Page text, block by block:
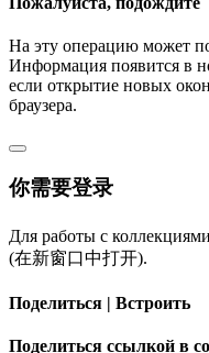
На эту операцию может
Информация появится в
если открытие новых
браузера.
你需要登录
Для работы с
(在新窗口中打开).
Поделиться | Встроить
Поделиться ссылкой в